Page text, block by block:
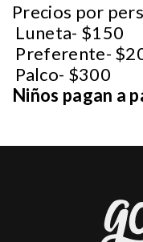
Precios por
Luneta- $150
Preferente-
Palco- $300
Niños pagan a